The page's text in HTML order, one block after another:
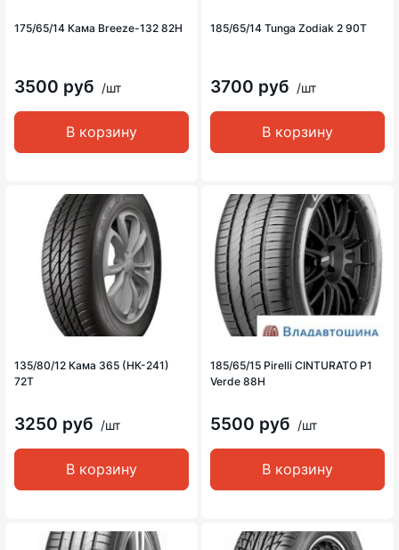
175/65/14 Кама Breeze-132 82H
3500 руб /шт
В корзину
185/65/14 Tunga Zodiak 2 90T
3700 руб /шт
В корзину
135/80/12 Кама 365 (НК-241)
72T
3250 руб /шт
В корзину
185/65/15 Pirelli CINTURATO P1
Verde 88H
5500 руб /шт
В корзину